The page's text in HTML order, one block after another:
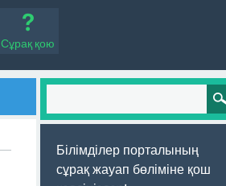
Сұрақ қою
Білімділер порталының
сұрақ жауап бөліміне қош